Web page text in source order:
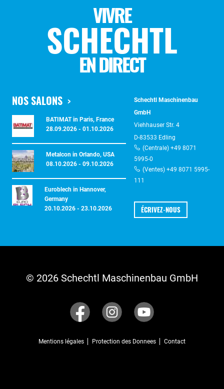
VIVRE
SCHECHTL
EN DIRECT
NOS SALONS
BATIMAT in Paris, France
28.09.2026 - 01.10.2026
Metalcon in Orlando, USA
08.10.2026 - 09.10.2026
Euroblech in Hannover,
Germany
20.10.2026 - 23.10.2026
Schechtl Maschinenbau
GmbH
Viehhauser Str. 4
D-83533 Edling
(Centrale) +49 8071
5995-0
(Ventes) +49 8071 5995-
111
ÉCRIVEZ-NOUS
© 2026 Schechtl Maschinenbau GmbH
Mentions légales Protection des Donnees Contact